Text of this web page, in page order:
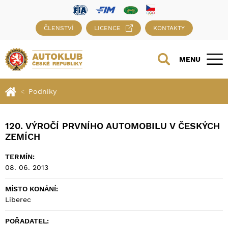
ČLENSTVÍ LICENCE KONTAKTY
MENU
Podniky
120. VÝROČÍ PRVNÍHO AUTOMOBILU V ČESKÝCH
ZEMÍCH
TERMÍN:
08. 06. 2013
MÍSTO KONÁNÍ:
Liberec
POŘADATEL: